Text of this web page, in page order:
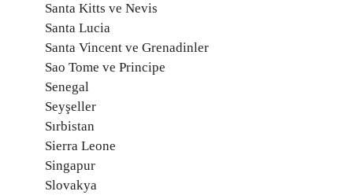
Santa Kitts ve Nevis
Santa Lucia
Santa Vincent ve Grenadinler
Sao Tome ve Principe
Senegal
Seyşeller
Sırbistan
Sierra Leone
Singapur
Slovakya